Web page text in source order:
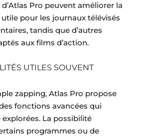
Pro peuvent améliorer la
pour les journaux télévisés
tandis que d’autres
aux films d’action.
UTILES SOUVENT
zapping, Atlas Pro propose
fonctions avancées qui
explorées. La possibilité
programmes ou de